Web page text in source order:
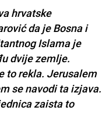
hrvatske
da je Bosna i
Islama je
dvije zemlje.
to rekla. Jerusalem
se navodi ta izjava.
zaista to